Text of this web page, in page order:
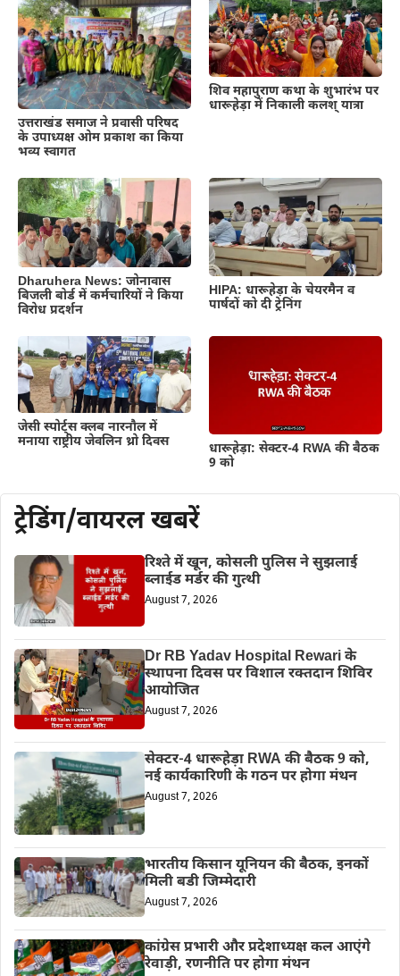
उत्तराखंड समाज ने प्रवासी परिषद
के उपाध्यक्ष ओम प्रकाश का किया
भव्य स्वागत
शिव महापुराण कथा के शुभारंभ पर
धारूहेड़ा में निकाली कलश् यात्रा
Dharuhera News: जोनावास
बिजली बोर्ड में कर्मचारियों ने किया
विरोध प्रदर्शन
HIPA: धारूहेड़ा के चेयरमैन व
पार्षदों को दी ट्रेनिंग
जेसी स्पोर्ट्स क्लब नारनौल में
मनाया राष्ट्रीय जेवलिन थ्रो दिवस
धारूहेड़ा: सेक्टर-4 RWA की बैठक
9 को
ट्रेडिंग/वायरल खबरें
रिश्ते में खून, कोसली पुलिस ने सुझलाई
ब्लाईड मर्डर की गुत्थी
August 7, 2026
Dr RB Yadav Hospital Rewari के
स्थापना दिवस पर विशाल रक्तदान शिविर
आयोजित
August 7, 2026
सेक्टर-4 धारूहेड़ा RWA की बैठक 9 को,
नई कार्यकारिणी के गठन पर होगा मंथन
August 7, 2026
भारतीय किसान यूनियन की बैठक, इनकों
मिली बडी जिम्मेदारी
August 7, 2026
कांग्रेस प्रभारी और प्रदेशाध्यक्ष कल आएंगे
रेवाड़ी, रणनीति पर होगा मंथन